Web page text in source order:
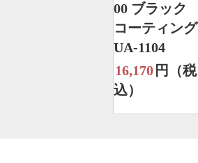
00 ブラック
コーティング
UA-1104
16,170 円（税
込）